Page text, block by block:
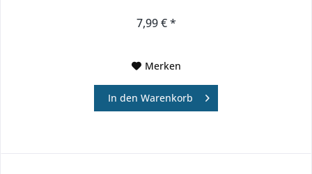
7,99 € *
Merken
In den Warenkorb